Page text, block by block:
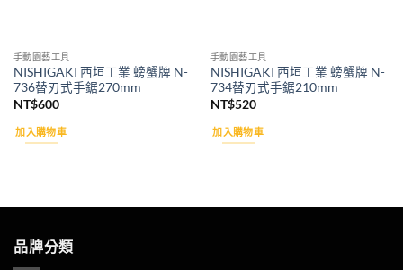
手動園藝工具
NISHIGAKI 西垣工業 螃蟹牌 N-
736替刃式手鋸270mm
NT$600
加入購物車
手動園藝工具
NISHIGAKI 西垣工業 螃蟹牌 N-
734替刃式手鋸210mm
NT$520
加入購物車
品牌分類